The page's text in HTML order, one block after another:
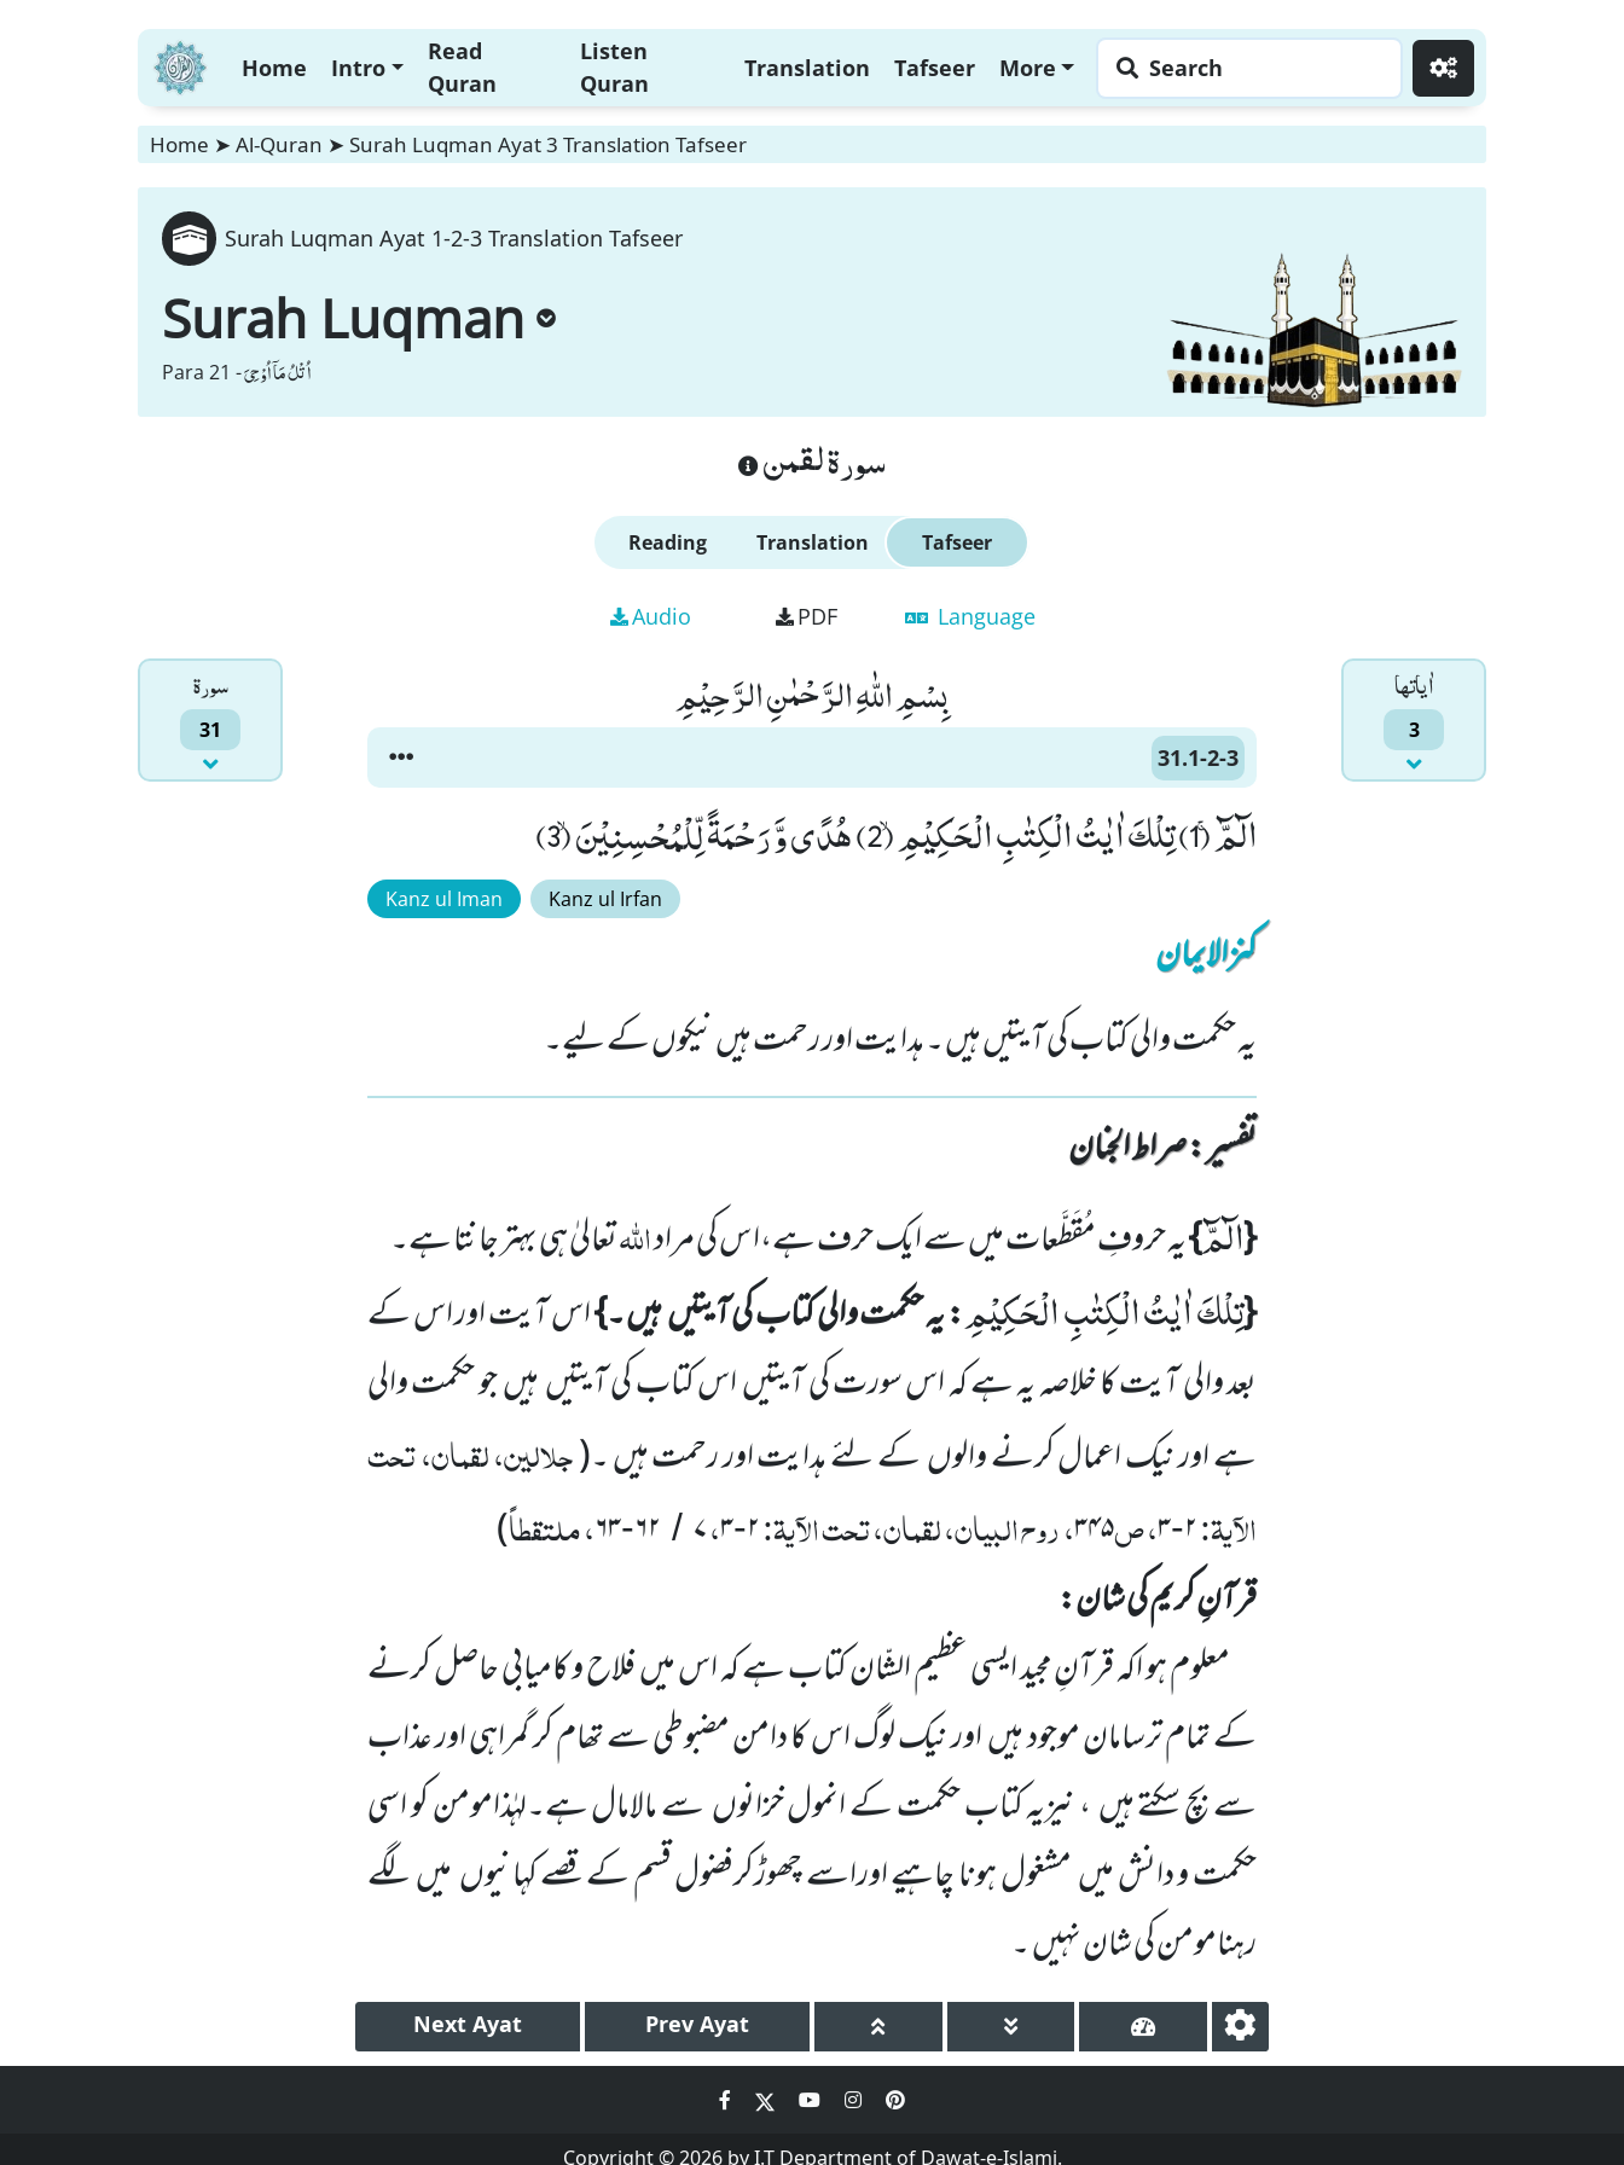
Home Intro
Read
Quran
Listen
Quran
Translation Tafseer More Search
Home ➤ Al-Quran ➤ Surah Luqman Ayat 3 Translation Tafseer
Surah Luqman Ayat 1-2-3 Translation Tafseer
Surah Luqman
Para 21 -اُتْلُ مَاۤ اُوْحِیَ
سورة لقمن
Reading Translation Tafseer
Audio PDF Language
سورۃ
31
اٰياتها
3
بِسْمِ اللّٰهِ الرَّحْمٰنِ الرَّحِیْمِ
31.1-2-3
الٓمّٓۚ (1) تِلْكَ اٰیٰتُ الْكِتٰبِ الْحَكِیْمِۙ (2) هُدًى وَّ رَحْمَةً لِّلْمُحْسِنِیْنَۙ (3)
Kanz ul Iman Kanz ul Irfan
کنزالایمان
یہ حکمت والی کتاب کی آیتیں ہیں ۔ ہدایت اور رحمت ہیں نیکوں کے لیے۔
تفسیر : ‎صراط الجنان
{الٓمّٓ}یہ حروفِ مُقَطَّعات میں سے ایک حرف ہے،ا س کی مراداللہتعالیٰ ہی بہتر جانتا ہے۔
{تِلْكَ اٰیٰتُ الْكِتٰبِ الْحَكِیْمِ: یہ حکمت والی کتاب کی آیتیں ہیں ۔}اس آیت اور اس کے
بعد والی آیت کا خلاصہ یہ ہے کہ اس سورت کی آیتیں اس کتاب کی آیتیں ہیں جو حکمت والی
ہے اور نیک اعمال کرنے والوں کے لئے ہدایت اور رحمت ہیں ۔(جلالین، لقمان، تحت
الآیۃ:۲-۳، ص۳۴۵، روح البیان، لقمان، تحت الآیۃ:۲-۳،۷ / ۶۲-۶۳، ملتقطاً)
قرآنِ کریم کی شان:
معلوم ہو اکہ قرآنِ مجید ایسی عظیم الشّان کتاب ہے کہ اس میں فلاح و کامیابی حاصل کرنے
کے تمام ترسامان موجود ہیں اور نیک لوگ اس کا دامن مضبوطی سے تھام کر گمراہی اور عذاب
سے بچ سکتے ہیں ، نیزیہ کتاب حکمت کے انمول خزانوں سے مالامال ہے۔لہٰذامومن کو اسی
حکمت و دانش میں مشغول ہونا چاہیے اوراسے چھوڑکرفضول قسم کے قصے کہانیوں میں لگے
رہنامومن کی شان نہیں ۔
Next Ayat Prev Ayat
Copyright © 2026 by I.T Department of Dawat-e-Islami.